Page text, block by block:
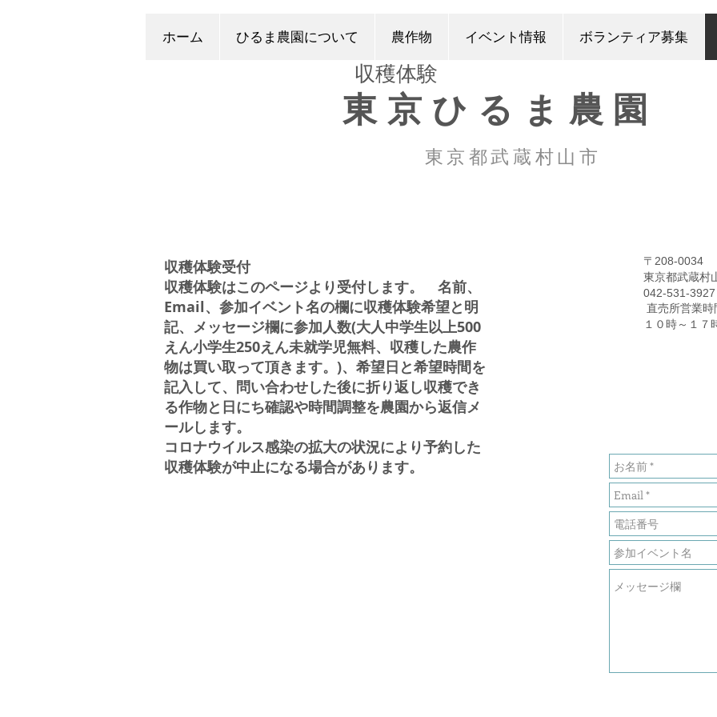
ホーム ひるま農園について 農作物 イベント情報 ボランティア募集
​収穫体験
東京ひるま農園
東京都武蔵村山市
​収穫体験受付
​収穫体験はこのページより受付します。 名前、
Email、参加イベント名の欄に収穫体験希望と明
記、メッセージ欄に参加人数(大人中学生以上500
えん小学生250えん未就学児無料、 収穫した農作
物は買い取って頂きます。)、希望日と希望時間を
記入して、問い合わせした後に折り返し収穫でき
る作物と日にち確認や時間調整を農園から返信メ
ールします。
コロナウイルス感染の拡大の状況により予約した
収穫体験が中止になる場合があります。
〒208-0034
東京都武蔵村
042-531-3927
直売所営業
１０時～１７